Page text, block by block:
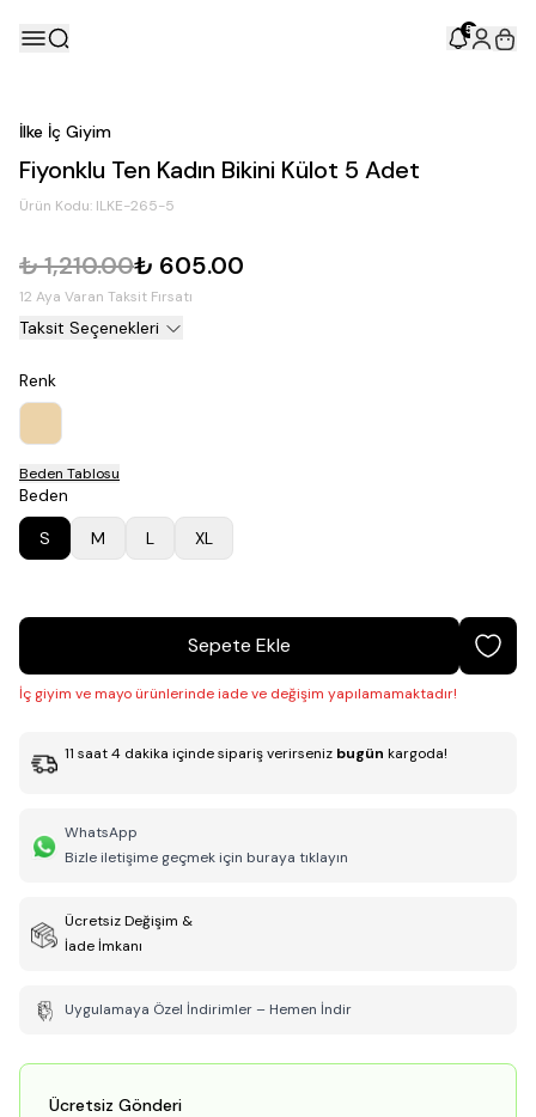
5
İlke İç Giyim
Fiyonklu Ten Kadın Bikini Külot 5 Adet
Ürün Kodu: ILKE-265-5
₺ 1,210.00₺ 605.00
12 Aya Varan Taksit Fırsatı
Taksit Seçenekleri
Renk
Beden Tablosu
Beden
S
M L XL
Sepete Ekle
İç giyim ve mayo ürünlerinde iade ve değişim yapılamamaktadır!
11 saat4 dakika içinde sipariş verirseniz bugün kargoda!
WhatsApp
Bizle iletişime geçmek için buraya tıklayın
Ücretsiz Değişim &
İade İmkanı
Uygulamaya Özel İndirimler – Hemen İndir
Ücretsiz Gönderi